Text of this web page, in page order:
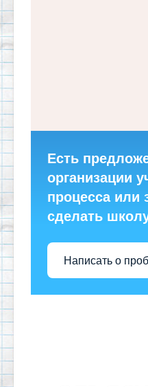
Есть
организации
процесса или
сделать
Написать о